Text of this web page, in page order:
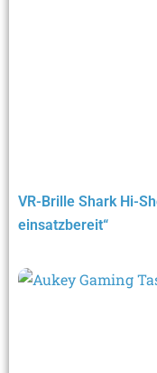
VR-Brille Shark Hi-
einsatzbereit“